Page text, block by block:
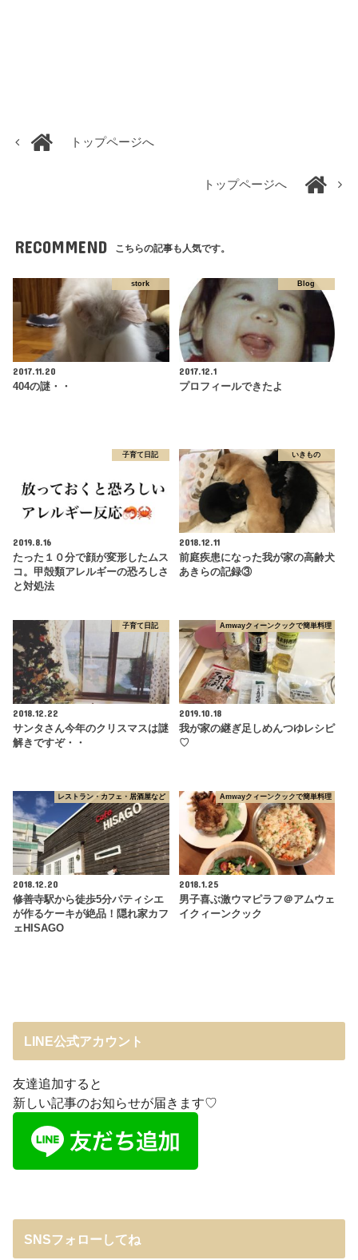
トップページへ
トップページへ
RECOMMEND こちらの記事も人気です。
stork
2017.11.20
404の謎・・
Blog
2017.12.1
プロフィールできたよ
子育て日記
2019.8.16
たった１０分で顔が変形したムス
コ。甲殻類アレルギーの恐ろしさ
と対処法
いきもの
2018.12.11
前庭疾患になった我が家の高齢犬
あきらの記録③
子育て日記
2018.12.22
サンタさん今年のクリスマスは謎
解きですぞ・・
Amwayクィーンクックで簡単料理
2019.10.18
我が家の継ぎ足しめんつゆレシピ
♡
レストラン・カフェ・居酒屋など
2018.12.20
修善寺駅から徒歩5分パティシエ
が作るケーキが絶品！隠れ家カフ
ェHISAGO
Amwayクィーンクックで簡単料理
2018.1.25
男子喜ぶ激ウマピラフ＠アムウェ
イクィーンクック
LINE公式アカウント
友達追加すると
新しい記事のお知らせが届きます♡
SNSフォローしてね